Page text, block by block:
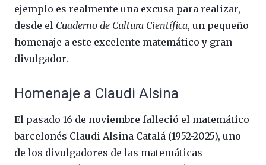
ejemplo es realmente una excusa para realizar,
desde el Cuaderno de Cultura Científica, un pequeño
homenaje a este excelente matemático y gran
divulgador.
Homenaje a Claudi Alsina
El pasado 16 de noviembre falleció el matemático
barcelonés Claudi Alsina Catalá (1952-2025), uno
de los divulgadores de las matemáticas